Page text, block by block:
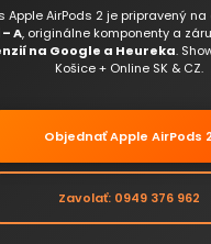
Apple AirPods 2 je pripravený
A, originálne komponenty a
na Google a Heureka.
Košice + Online SK & CZ.
Objednať Apple AirPods 2
Zavolať: 0949 376 962